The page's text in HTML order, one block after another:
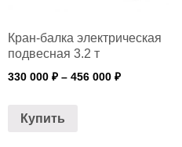
Кран-балка электрическая
подвесная 3.2 т
330 000 ₽ – 456 000 ₽
Купить